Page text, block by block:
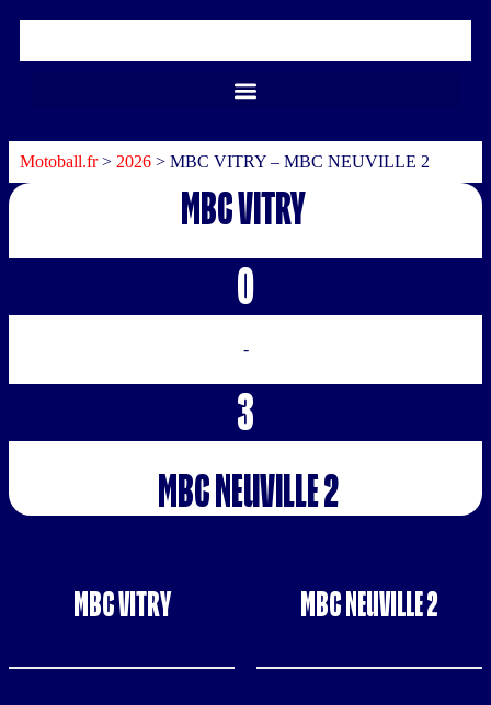
Motoball.fr> 2026 > MBC VITRY – MBC NEUVILLE 2
MBC VITRY
0
-
3
MBC NEUVILLE 2
MBC VITRY MBC NEUVILLE 2